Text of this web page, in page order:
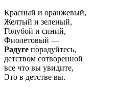
Красный и оранжевый,
Желтый и зеленый,
Голубой и синий,
Фиолетовый —
Радуге порадуйтесь,
детством сотворенной
все что вы увидите,
Это в детстве вы.